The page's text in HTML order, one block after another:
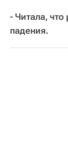
- Читала, что
падения.